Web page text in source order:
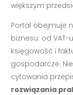
większym
Portal obejmuje
biznesu: od
księgowość i
gospodarcze.
cytowania
rozwiązania